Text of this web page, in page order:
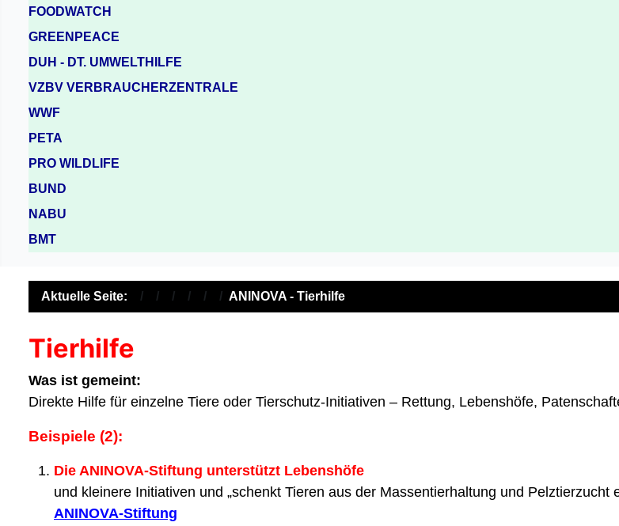
FOODWATCH
GREENPEACE
DUH - DT. UMWELTHILFE
VZBV VERBRAUCHERZENTRALE
WWF
PETA
PRO WILDLIFE
BUND
NABU
BMT
Aktuelle Seite: ANINOVA - Tierhilfe
Tierhilfe
Was ist gemeint:
Direkte Hilfe für einzelne Tiere oder Tierschutz-Initiativen – Rettung, Lebenshöfe,
Beispiele (2):
Die ANINOVA‑Stiftung unterstützt Lebenshöfe
und kleinere Initiativen und „schenkt Tieren aus der Massentierhaltung und Pelztierzucht
ANINOVA-Stiftung